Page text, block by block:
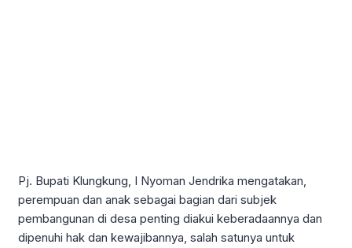
Pj. Bupati Klungkung, I Nyoman Jendrika mengatakan,
perempuan dan anak sebagai bagian dari subjek
pembangunan di desa penting diakui keberadaannya dan
dipenuhi hak dan kewajibannya, salah satunya untuk